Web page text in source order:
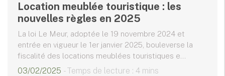
Location meublée touristique : les
nouvelles règles en 2025
La loi Le Meur, adoptée le 19 novembre 2024 et
entrée en vigueur le 1er janvier 2025, bouleverse la
fiscalité des locations meublées touristiques e...
03/02/2025 - Temps de lecture : 4 mins